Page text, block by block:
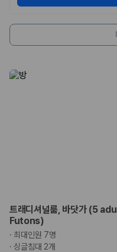
트래디셔널룸, 바닷가 (5
Futons)
· 최대인원 7명
·싱글침대 2개